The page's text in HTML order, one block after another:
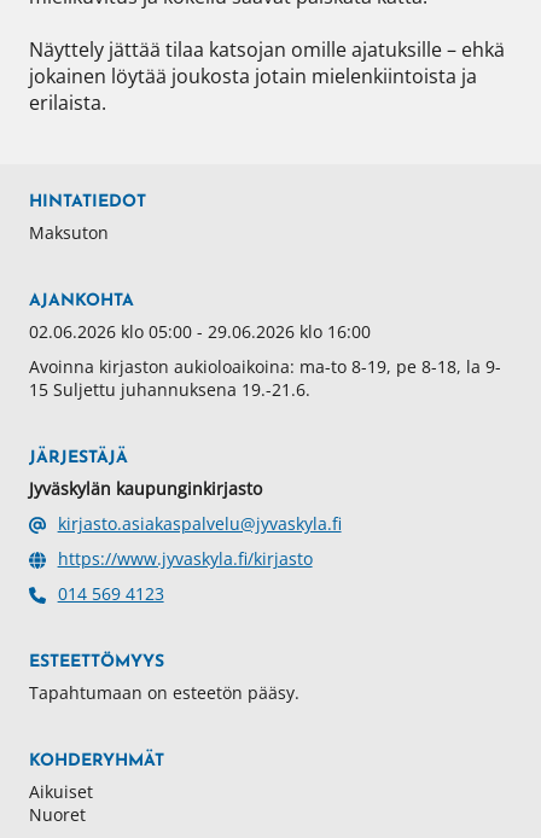
Näyttely jättää tilaa katsojan omille ajatuksille – ehkä
jokainen löytää joukosta jotain mielenkiintoista ja
erilaista.
HINTATIEDOT
Maksuton
AJANKOHTA
02.06.2026 klo 05:00 - 29.06.2026 klo 16:00
Avoinna kirjaston aukioloaikoina: ma-to 8-19, pe 8-18, la 9-
15 Suljettu juhannuksena 19.-21.6.
JÄRJESTÄJÄ
Jyväskylän kaupunginkirjasto
kirjasto.asiakaspalvelu@jyvaskyla.fi
https://www.jyvaskyla.fi/kirjasto
014 569 4123
ESTEETTÖMYYS
Tapahtumaan on esteetön pääsy.
KOHDERYHMÄT
Aikuiset
Nuoret